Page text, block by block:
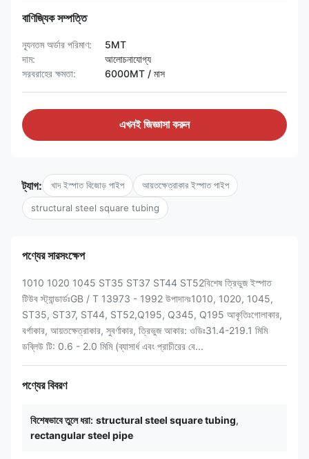
বাণিজ্যিক সম্পত্তি
ন্যূনতম অর্ডার পরিমাণ:
5MT
দাম:
আলোচনাযোগ্য
সরবরাহের ক্ষমতা:
6000MT / মাস
এখনই জিজ্ঞাসা করুন
ট্যাগ: খাদ ইস্পাত বিজোড় পাইপ আয়তক্ষেত্রাকার ইস্পাত পাইপ
structural steel square tubing
পণ্যের সারসংক্ষেপ
1010 1020 1045 ST35 ST37 ST44 ST52বিশেষ ত্রিভুজ ইস্পাত
টিউব স্ট্যান্ডার্ডঃGB / T 13973 - 1992 উপাদানঃ1010, 1020, 1045,
ST35, ST37, ST44, ST52,Q195, Q345, Q195 আকৃতিঃগোলাকার,
বর্গাকার, আয়তক্ষেত্রাকার, সুবর্ণাকার, ত্রিভুজ আকার: ওডিঃ31.4-219.1 মিমি
ডব্লিউ টি: 0.6 - 2.0 মিমি (ব্যাসার্ধ এবং প্রাচীরের বে...
পণ্যের বিবরণ
বিশেষভাবে তুলে ধরা: structural steel square tubing,
rectangular steel pipe